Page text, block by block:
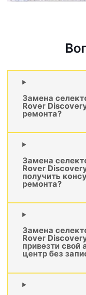
Замена
Rover
ремонта?
Замена
Rover
получить
ремонта?
Замена
Rover
привезти свой
центр без